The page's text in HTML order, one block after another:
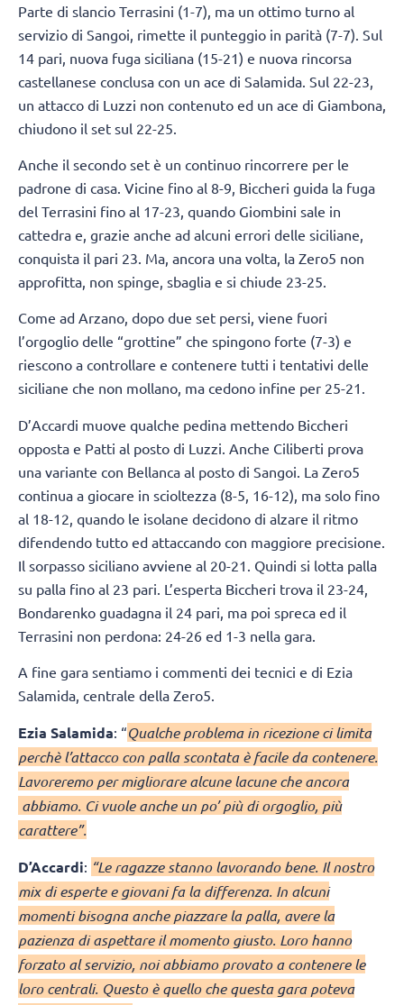
Parte di slancio Terrasini (1-7), ma un ottimo turno al
servizio di Sangoi, rimette il punteggio in parità (7-7). Sul
14 pari, nuova fuga siciliana (15-21) e nuova rincorsa
castellanese conclusa con un ace di Salamida. Sul 22-23,
un attacco di Luzzi non contenuto ed un ace di Giambona,
chiudono il set sul 22-25.
Anche il secondo set è un continuo rincorrere per le
padrone di casa. Vicine fino al 8-9, Biccheri guida la fuga
del Terrasini fino al 17-23, quando Giombini sale in
cattedra e, grazie anche ad alcuni errori delle siciliane,
conquista il pari 23. Ma, ancora una volta, la Zero5 non
approfitta, non spinge, sbaglia e si chiude 23-25.
Come ad Arzano, dopo due set persi, viene fuori
l’orgoglio delle “grottine” che spingono forte (7-3) e
riescono a controllare e contenere tutti i tentativi delle
siciliane che non mollano, ma cedono infine per 25-21.
D’Accardi muove qualche pedina mettendo Biccheri
opposta e Patti al posto di Luzzi. Anche Ciliberti prova
una variante con Bellanca al posto di Sangoi. La Zero5
continua a giocare in scioltezza (8-5, 16-12), ma solo fino
al 18-12, quando le isolane decidono di alzare il ritmo
difendendo tutto ed attaccando con maggiore precisione.
Il sorpasso siciliano avviene al 20-21. Quindi si lotta palla
su palla fino al 23 pari. L’esperta Biccheri trova il 23-24,
Bondarenko guadagna il 24 pari, ma poi spreca ed il
Terrasini non perdona: 24-26 ed 1-3 nella gara.
A fine gara sentiamo i commenti dei tecnici e di Ezia
Salamida, centrale della Zero5.
Ezia Salamida: “Qualche problema in ricezione ci limita
perchè l’attacco con palla scontata è facile da contenere.
Lavoreremo per migliorare alcune lacune che ancora
abbiamo. Ci vuole anche un po’ più di orgoglio, più
carattere”.
D’Accardi: “Le ragazze stanno lavorando bene. Il nostro
mix di esperte e giovani fa la differenza. In alcuni
momenti bisogna anche piazzare la palla, avere la
pazienza di aspettare il momento giusto. Loro hanno
forzato al servizio, noi abbiamo provato a contenere le
loro centrali. Questo è quello che questa gara poteva